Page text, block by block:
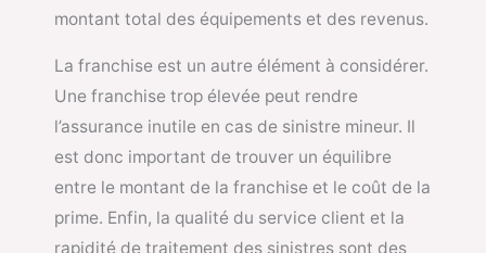
montant total des équipements et des revenus.
La franchise est un autre élément à considérer.
Une franchise trop élevée peut rendre
l’assurance inutile en cas de sinistre mineur. Il
est donc important de trouver un équilibre
entre le montant de la franchise et le coût de la
prime. Enfin, la qualité du service client et la
rapidité de traitement des sinistres sont des